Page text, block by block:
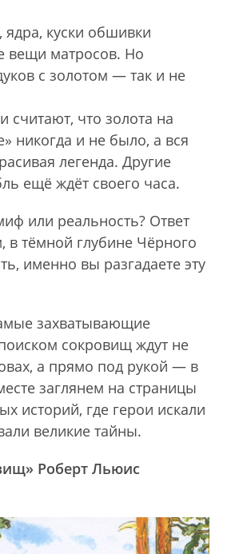
ядра, куски обшивки
вещи матросов. Но
с золотом — так и не
считают, что золота на
никогда и не было, а вся
легенда. Другие
ещё ждёт своего часа.
или реальность? Ответ
в тёмной глубине Чёрного
именно вы разгадаете эту
захватывающие
сокровищ ждут не
а прямо под рукой — в
заглянем на страницы
историй, где герои искали
великие тайны.
Роберт Льюис